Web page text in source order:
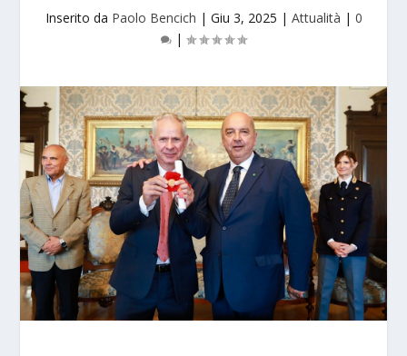
Inserito da Paolo Bencich | Giu 3, 2025 | Attualità | 0
|